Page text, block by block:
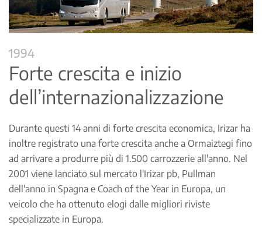
1994
Forte crescita e inizio
dell’internazionalizzazione
Durante questi 14 anni di forte crescita economica, Irizar ha
inoltre registrato una forte crescita anche a Ormaiztegi fino
ad arrivare a produrre più di 1.500 carrozzerie all'anno. Nel
2001 viene lanciato sul mercato l'Irizar pb, Pullman
dell'anno in Spagna e Coach of the Year in Europa, un
veicolo che ha ottenuto elogi dalle migliori riviste
specializzate in Europa.